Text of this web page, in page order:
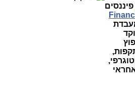
והיה אחראי